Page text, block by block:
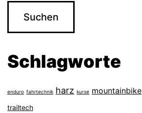
Schlagworte
enduro fahrtechnik harz kurse mountainbike
trailtech